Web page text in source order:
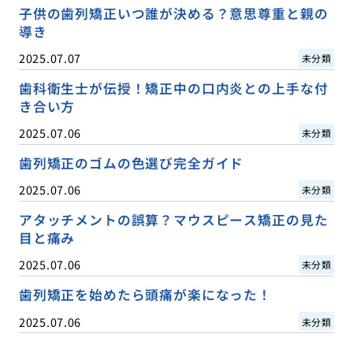
子供の歯列矯正いつ誰が決める？意思尊重と親の
導き
2025.07.07 未分類
歯科衛生士が伝授！矯正中の口内炎との上手な付
き合い方
2025.07.06 未分類
歯列矯正のゴムの色選び完全ガイド
2025.07.06 未分類
アタッチメントの誤算？マウスピース矯正の見た
目と痛み
2025.07.06 未分類
歯列矯正を始めたら頭痛が楽になった！
2025.07.06 未分類